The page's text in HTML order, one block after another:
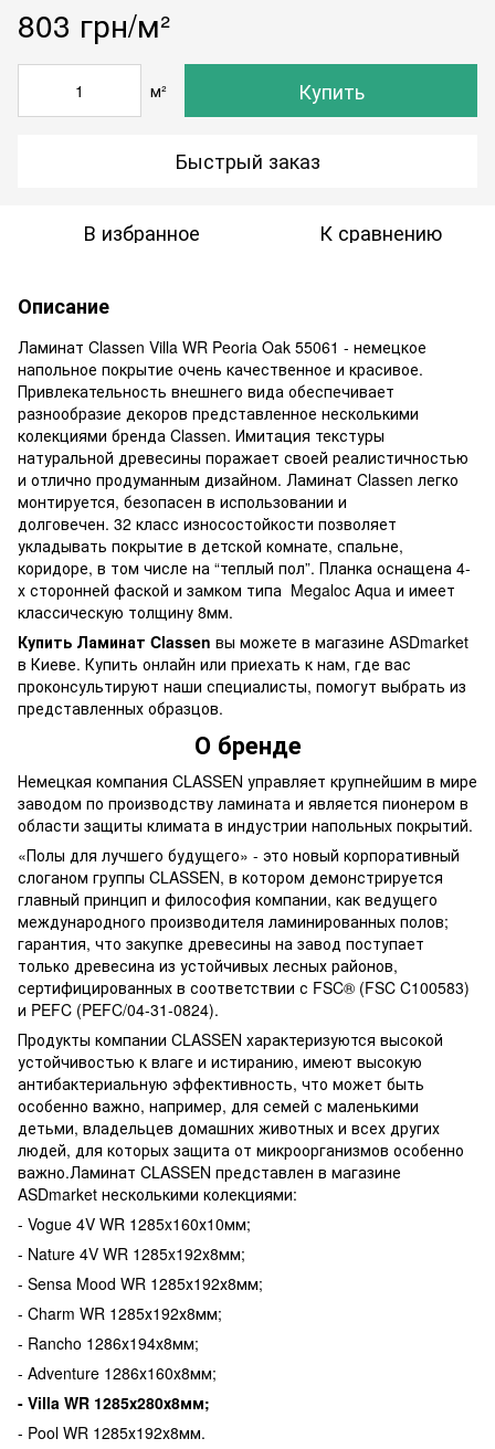
803 грн/м²
м² Купить
Быстрый заказ
В избранное К сравнению
Описание
Ламинат Classen Villa WR Peoria Oak 55061 - немецкое
напольное покрытие очень качественное и красивое.
Привлекательность внешнего вида обеспечивает
разнообразие декоров представленное несколькими
колекциями бренда Classen. Имитация текстуры
натуральной древесины поражает своей реалистичностью
и отлично продуманным дизайном. Ламинат Classen легко
монтируется, безопасен в использовании и
долговечен. 32 класс износостойкости позволяет
укладывать покрытие в детской комнате, спальне,
коридоре, в том числе на “теплый пол”. Планка оснащена 4-
х сторонней фаской и замком типа Megaloc Aqua и имеет
классическую толщину 8мм.
Купить Ламинат Classen вы можете в магазине ASDmarket
в Киеве. Купить онлайн или приехать к нам, где вас
проконсультируют наши специалисты, помогут выбрать из
представленных образцов.
О бренде
Немецкая компания CLASSEN управляет крупнейшим в мире
заводом по производству ламината и является пионером в
области защиты климата в индустрии напольных покрытий.
«Полы для лучшего будущего» - это новый корпоративный
слоганом группы CLASSEN, в котором демонстрируется
главный принцип и философия компании, как ведущего
международного производителя ламинированных полов;
гарантия, что закупке древесины на завод поступает
только древесина из устойчивых лесных районов,
сертифицированных в соответствии с FSC® (FSC C100583)
и PEFC (PEFC/04-31-0824).
Продукты компании CLASSEN характеризуются высокой
устойчивостью к влаге и истиранию, имеют высокую
антибактериальную эффективность, что может быть
особенно важно, например, для семей с маленькими
детьми, владельцев домашних животных и всех других
людей, для которых защита от микроорганизмов особенно
важно.Ламинат CLASSEN представлен в магазине
ASDmarket несколькими колекциями:
- Vogue 4V WR 1285x160х10мм;
- Nature 4V WR 1285x192х8мм;
- Sensa Mood WR 1285х192х8мм;
- Charm WR 1285х192х8мм;
- Rancho 1286х194х8мм;
- Adventure 1286х160х8мм;
- Villa WR 1285х280х8мм;
- Pool WR 1285х192х8мм.